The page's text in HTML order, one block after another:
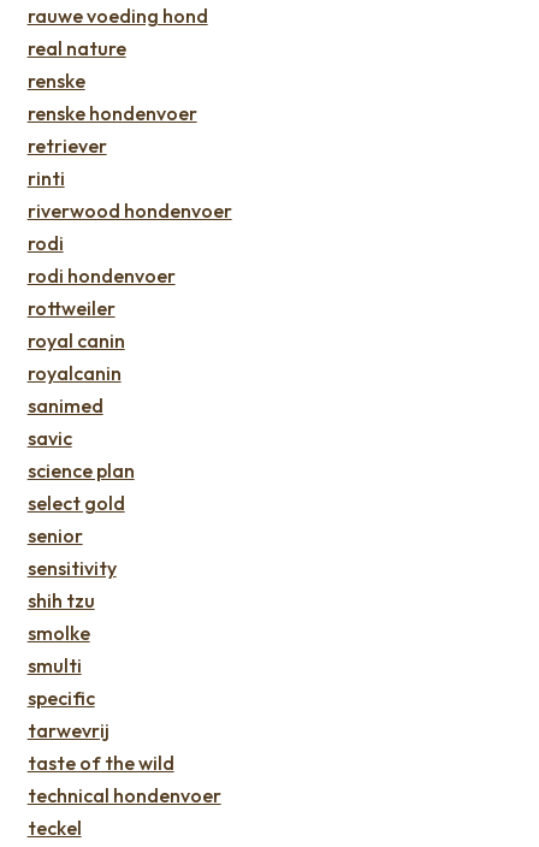
rauwe voeding hond
real nature
renske
renske hondenvoer
retriever
rinti
riverwood hondenvoer
rodi
rodi hondenvoer
rottweiler
royal canin
royalcanin
sanimed
savic
science plan
select gold
senior
sensitivity
shih tzu
smolke
smulti
specific
tarwevrij
taste of the wild
technical hondenvoer
teckel